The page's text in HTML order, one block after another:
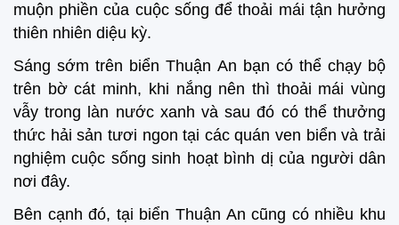
muộn phiền của cuộc sống để thoải mái tận hưởng
thiên nhiên diệu kỳ.
Sáng sớm trên biển Thuận An bạn có thể chạy bộ
trên bờ cát minh, khi nắng nên thì thoải mái vùng
vẫy trong làn nước xanh và sau đó có thể thưởng
thức hải sản tươi ngon tại các quán ven biển và trải
nghiệm cuộc sống sinh hoạt bình dị của người dân
nơi đây.
Bên cạnh đó, tại biển Thuận An cũng có nhiều khu